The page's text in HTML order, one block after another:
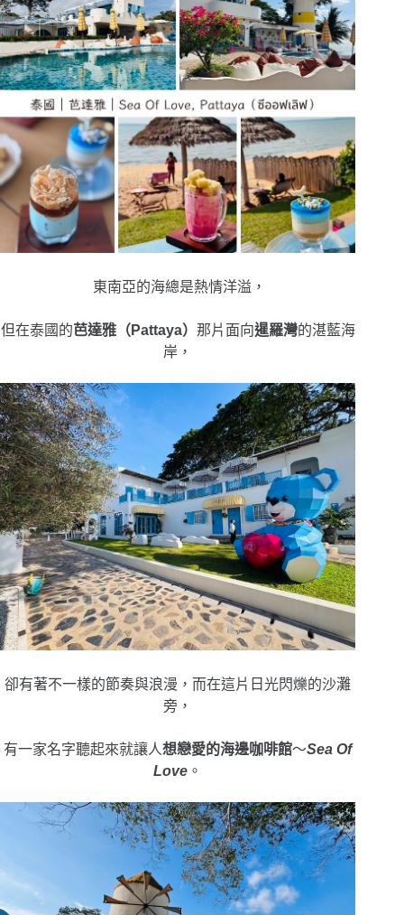
東南亞的海總是熱情洋溢，
但在泰國的芭達雅（Pattaya） 那片面向暹羅灣的湛藍海
岸，
卻有著不一樣的節奏與浪漫， 而在這片日光閃爍的沙灘
旁，
有一家名字聽起來就讓人想戀愛的海邊咖啡館～Sea Of
Love 。